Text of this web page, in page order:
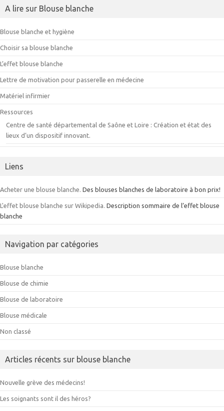
A lire sur Blouse blanche
Blouse blanche et hygiène
Choisir sa blouse blanche
L’effet blouse blanche
Lettre de motivation pour passerelle en médecine
Matériel infirmier
Ressources
Centre de santé départemental de Saône et Loire : Création et état des
lieux d’un dispositif innovant.
Liens
Acheter une blouse blanche. Des blouses blanches de laboratoire à bon prix!
L'effet blouse blanche sur Wikipedia. Description sommaire de l’effet blouse
blanche
Navigation par catégories
Blouse blanche
Blouse de chimie
Blouse de laboratoire
Blouse médicale
Non classé
Articles récents sur blouse blanche
Nouvelle grève des médecins!
Les soignants sont il des héros?